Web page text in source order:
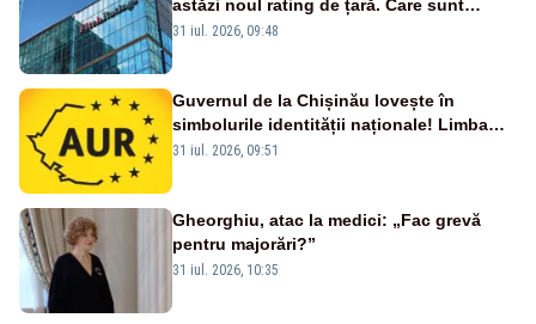
astăzi noul rating de țară. Care sunt
efectele retrogradării la categoria „junk”
31 iul. 2026, 09:48
Guvernul de la Chișinău lovește în
simbolurile identității naționale! Limba
română nu se economisește! Limba
31 iul. 2026, 09:51
Gheorghiu, atac la medici: „Fac grevă
pentru majorări?”
31 iul. 2026, 10:35